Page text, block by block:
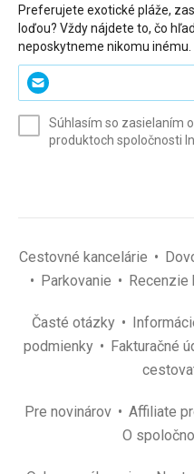
Preferujete exotické pláže,
loďou? Vždy nájdete to, čo
neposkytneme nikomu inému.
Zadajte
svoj
(povinné)
Súhlasím so zasielaním
produktoch spoločnosti
Cestovné kancelárie
Parkovanie
Recenzie
Časté otázky
podmienky
Fakturačné
Pre novinárov Affiliate
O